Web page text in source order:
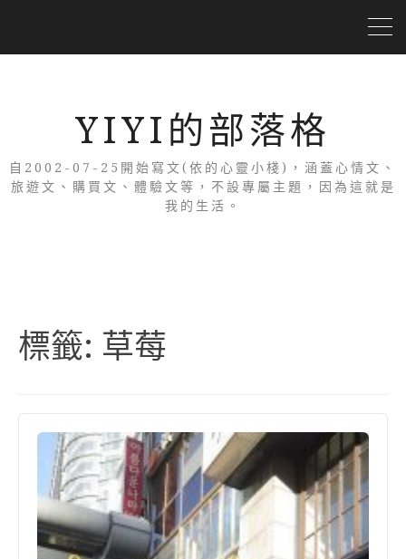
YIYI的部落格
自2002-07-25開始寫文(依的心靈小棧)，涵蓋心情文、
旅遊文、購買文、體驗文等，不設專屬主題，因為這就是
我的生活。
標籤: 草莓